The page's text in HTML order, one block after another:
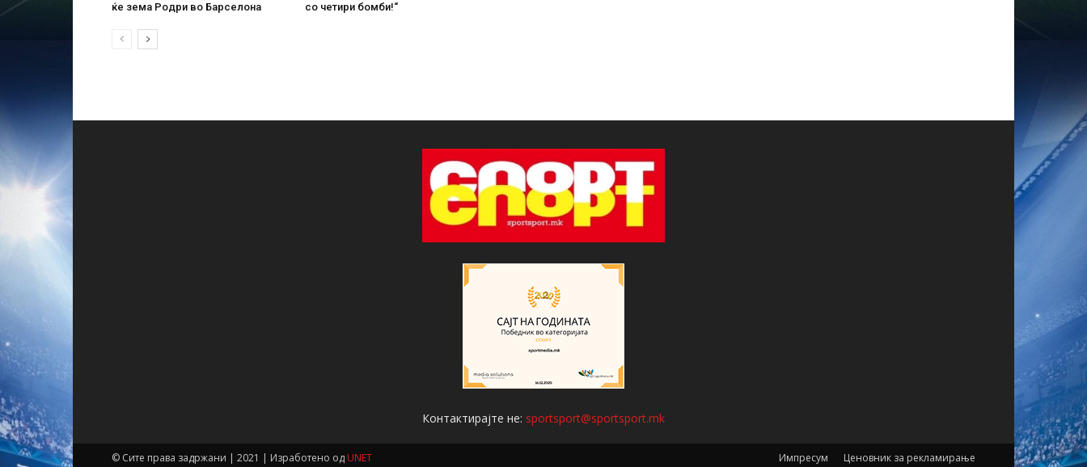
ќе зема Родри во Барселона
со четири бомби!“
Контактирајте не: sportsport@sportsport.mk
Импресум Ценовник за рекламирање
© Сите права задржани | 2021 | Изработено од UNET